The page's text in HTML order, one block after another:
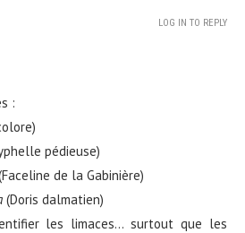
:
pédieuse)
de la Gabinière)
(Doris dalmatien)
les limaces… surtout que les
LOG IN TO REPLY